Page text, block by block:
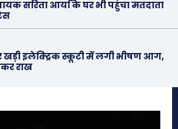
सरिता आर्या के घर भी पहुंचा मतदाता
खड़ी इलेक्ट्रिक स्कूटी में लगी भीषण आग,
राख